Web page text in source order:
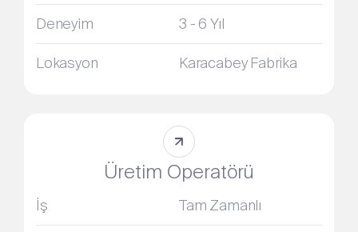
Deneyim 3 - 6 Yıl
Lokasyon Karacabey Fabrika
Üretim Operatörü
İş Tam Zamanlı